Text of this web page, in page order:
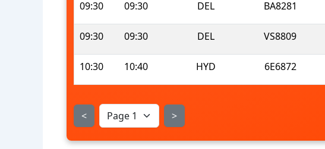
09:30 09:30 DEL BA8281
09:30 09:30 DEL VS8809
10:30 10:40 HYD 6E6872
< >